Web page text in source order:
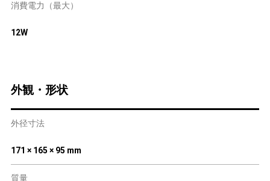
消費電力（最大）
12W
外観・形状
外径寸法
171 × 165 × 95 mm
質量